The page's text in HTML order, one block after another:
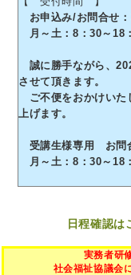
お申込み/お問合せ
月～土：8：30～18
誠に勝手ながら、
させて頂きます。
ご不便をおかけいた
上げます。
受講生様専用 お問
月～土：8：30～18
日程確認は
実務者研
社会福祉協議会